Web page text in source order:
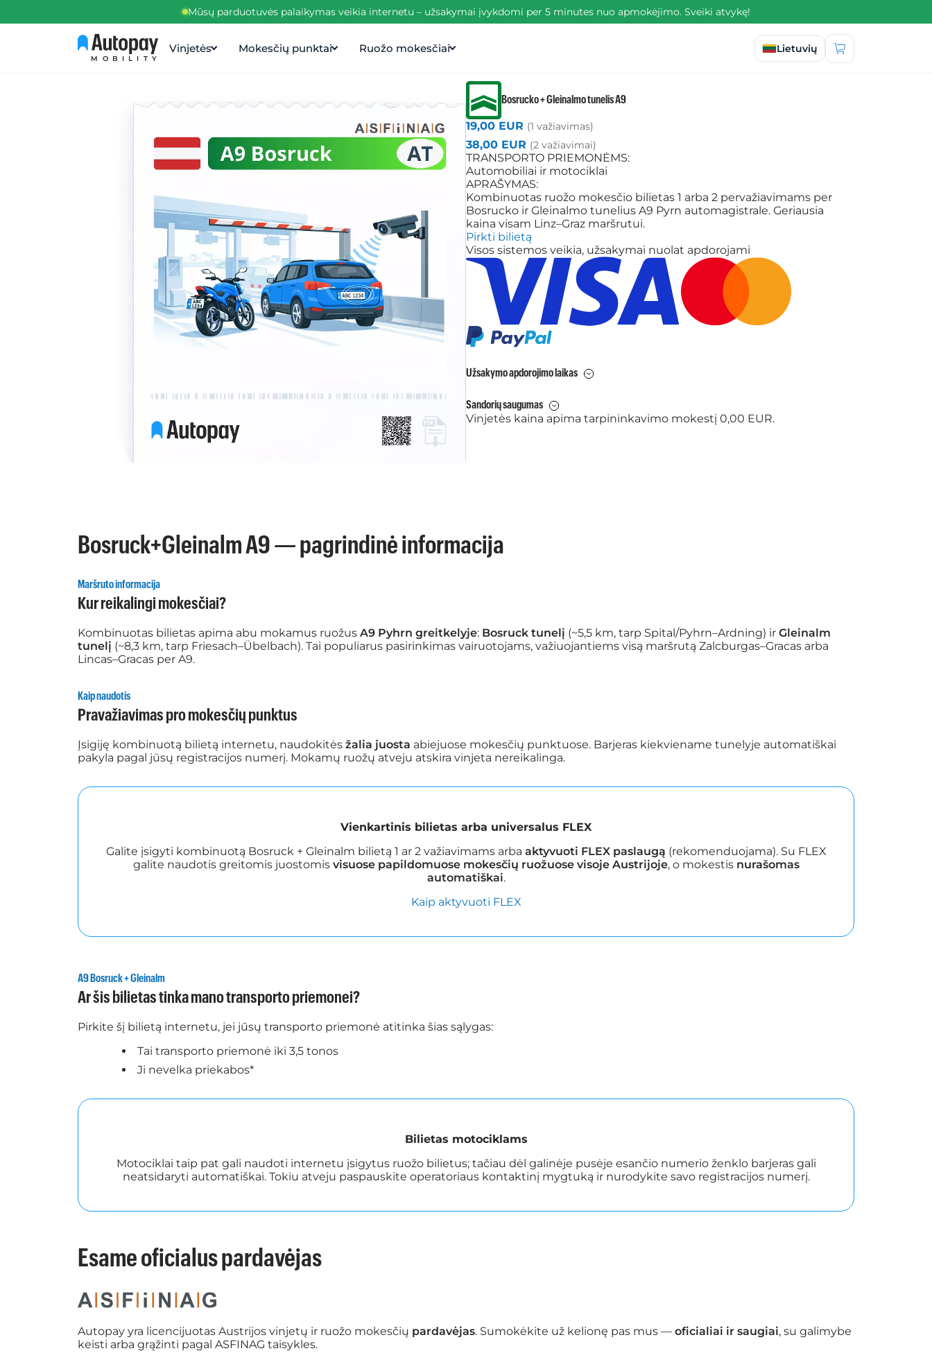
Mūsų parduotuvės palaikymas veikia internetu – užsakymai įvykdomi per 5 minutes nuo apmokėjimo. Sveiki atvykę!
MOBILITY
Vinjetės Mokesčių punktai Ruožo mokesčiai
Pasirinkti kalbą
Lietuvių
Bosrucko + Gleinalmo tunelis A9
19,00 EUR (1 važiavimas)
38,00 EUR (2 važiavimai)
TRANSPORTO PRIEMONĖMS:
Automobiliai ir motociklai
APRAŠYMAS:
Kombinuotas ruožo mokesčio bilietas 1 arba 2 pervažiavimams per
Bosrucko ir Gleinalmo tunelius A9 Pyrn automagistrale. Geriausia
kaina visam Linz–Graz maršrutui.
Pirkti bilietą
Visos sistemos veikia, užsakymai nuolat apdorojami
Užsakymo apdorojimo laikas
Sandorių saugumas
Vinjetės kaina apima tarpininkavimo mokestį 0,00 EUR.
Bosruck+Gleinalm A9 — pagrindinė informacija
Maršruto informacija
Kur reikalingi mokesčiai?
Kombinuotas bilietas apima abu mokamus ruožus A9 Pyhrn greitkelyje: Bosruck tunelį (~5,5 km, tarp Spital/Pyhrn–Ardning) ir Gleinalm
tunelį (~8,3 km, tarp Friesach–Übelbach). Tai populiarus pasirinkimas vairuotojams, važiuojantiems visą maršrutą Zalcburgas–Gracas arba
Lincas–Gracas per A9.
Kaip naudotis
Pravažiavimas pro mokesčių punktus
Įsigiję kombinuotą bilietą internetu, naudokitės žalia juosta abiejuose mokesčių punktuose. Barjeras kiekviename tunelyje automatiškai
pakyla pagal jūsų registracijos numerį. Mokamų ruožų atveju atskira vinjeta nereikalinga.
Vienkartinis bilietas arba universalus FLEX
Galite įsigyti kombinuotą Bosruck + Gleinalm bilietą 1 ar 2 važiavimams arba aktyvuoti FLEX paslaugą (rekomenduojama). Su FLEX
galite naudotis greitomis juostomis visuose papildomuose mokesčių ruožuose visoje Austrijoje, o mokestis nurašomas
automatiškai.
Kaip aktyvuoti FLEX
A9 Bosruck + Gleinalm
Ar šis bilietas tinka mano transporto priemonei?
Pirkite šį bilietą internetu, jei jūsų transporto priemonė atitinka šias sąlygas:
Tai transporto priemonė iki 3,5 tonos
Ji nevelka priekabos*
Bilietas motociklams
Motociklai taip pat gali naudoti internetu įsigytus ruožo bilietus; tačiau dėl galinėje pusėje esančio numerio ženklo barjeras gali
neatsidaryti automatiškai. Tokiu atveju paspauskite operatoriaus kontaktinį mygtuką ir nurodykite savo registracijos numerį.
Esame oficialus pardavėjas
Autopay yra licencijuotas Austrijos vinjetų ir ruožo mokesčių pardavėjas. Sumokėkite už kelionę pas mus — oficialiai ir saugiai, su galimybe
keisti arba grąžinti pagal ASFINAG taisykles.